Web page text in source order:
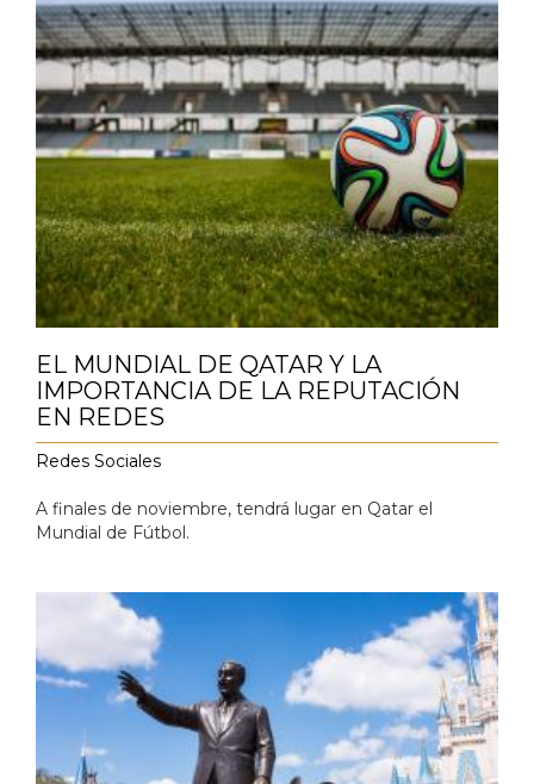
EL MUNDIAL DE QATAR Y LA
IMPORTANCIA DE LA REPUTACIÓN
EN REDES
Redes Sociales
A finales de noviembre, tendrá lugar en Qatar el
Mundial de Fútbol.